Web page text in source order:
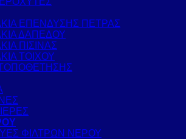
ΕΠΕΝΔΥΣΗΣ ΠΕΤΡΑΣ
ΔΑΠΕΔΟΥ
ΠΙΣΙΝΑΣ
ΤΟΙΧΟΥ
ΦΙΛΤΡΩΝ ΝΕΡΟΥ